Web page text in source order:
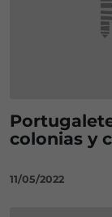
colonias y
11/05/2022